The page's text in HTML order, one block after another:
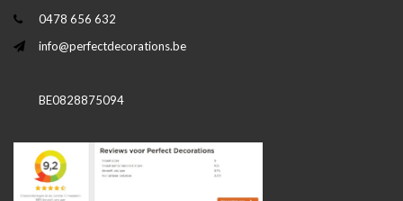
0478 656 632
info@perfectdecorations.be
BE0828875094